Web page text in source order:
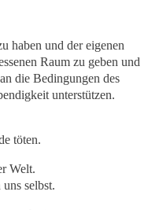
haben und der eigenen
Raum zu geben und
die Bedingungen des
unterstützen.
töten.
Welt.
selbst.